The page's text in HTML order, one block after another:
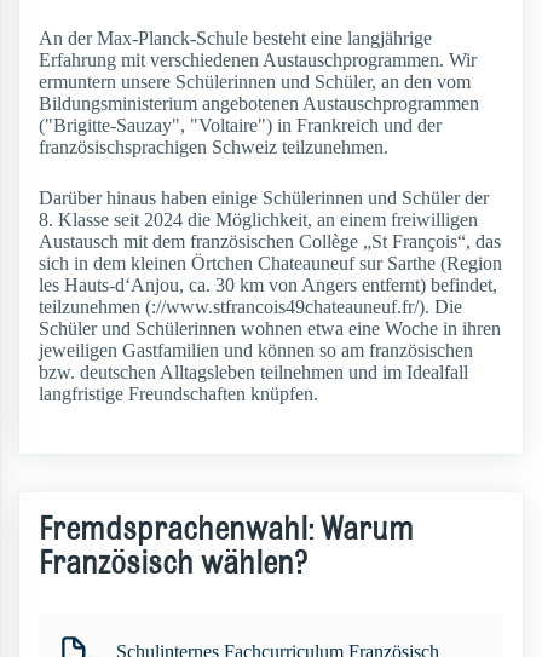
An der Max-Planck-Schule besteht eine langjährige
Erfahrung mit verschiedenen Austauschprogrammen. Wir
ermuntern unsere Schülerinnen und Schüler, an den vom
Bildungsministerium angebotenen Austauschprogrammen
("Brigitte-Sauzay", "Voltaire") in Frankreich und der
französischsprachigen Schweiz teilzunehmen.
Darüber hinaus haben einige Schülerinnen und Schüler der
8. Klasse seit 2024 die Möglichkeit, an einem freiwilligen
Austausch mit dem französischen Collège „St François“, das
sich in dem kleinen Örtchen Chateauneuf sur Sarthe (Region
les Hauts-d‘Anjou, ca. 30 km von Angers entfernt) befindet,
teilzunehmen (://www.stfrancois49chateauneuf.fr/). Die
Schüler und Schülerinnen wohnen etwa eine Woche in ihren
jeweiligen Gastfamilien und können so am französischen
bzw. deutschen Alltagsleben teilnehmen und im Idealfall
langfristige Freundschaften knüpfen.
Fremdsprachenwahl: Warum
Französisch wählen?
Schulinternes Fachcurriculum Französisch